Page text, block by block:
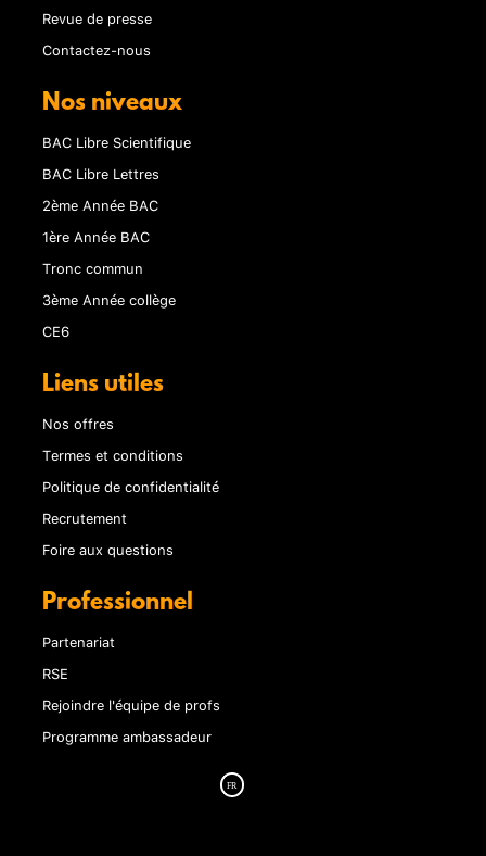
Revue de presse
Contactez-nous
Nos niveaux
BAC Libre Scientifique
BAC Libre Lettres
2ème Année BAC
1ère Année BAC
Tronc commun
3ème Année collège
CE6
Liens utiles
Nos offres
Termes et conditions
Politique de confidentialité
Recrutement
Foire aux questions
Professionnel
Partenariat
RSE
Rejoindre l'équipe de profs
Programme ambassadeur